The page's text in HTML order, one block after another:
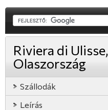
Riviera di Ulisse,
Olaszország
Szállodák
Leírás